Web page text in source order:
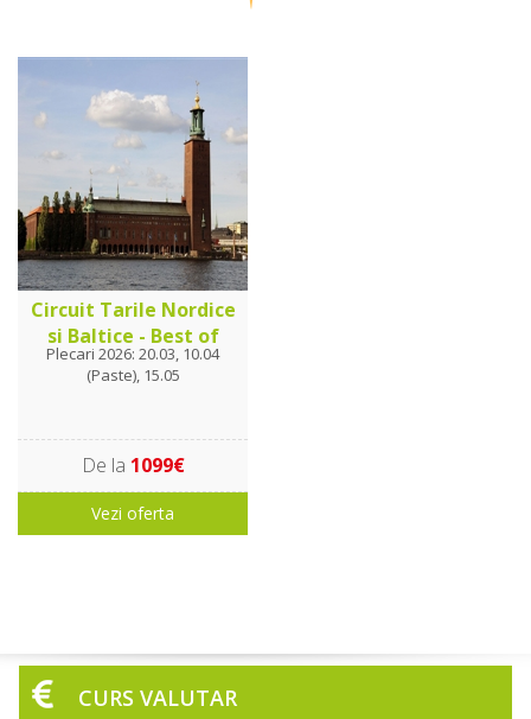
Circuit Tarile Nordice
si Baltice - Best of
Plecari 2026: 20.03, 10.04
(Paste), 15.05
De la 1099€
Vezi oferta
CURS VALUTAR